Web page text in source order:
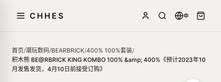
CHHES 中
首页/潮玩数码/BEARBRICK/400% 100%套装/
积木熊 BE@RBRICK KING KOMBO 100% &amp; 400%《预计2023年10
月发售发货，4月10日前接受订购》